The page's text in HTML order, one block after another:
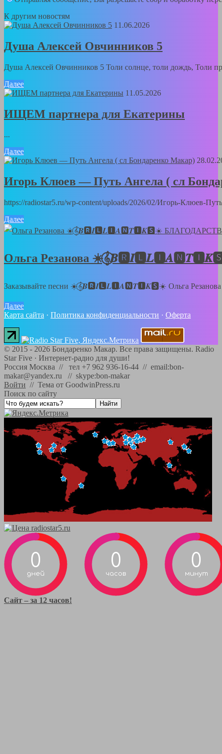
К другим новостям
11.06.2026
Душа Алексей Овчинников 5
Душа Алексей Овчинников 5 Толи солнце, толи дождь, Толи
Далее
11.05.2026
ИЩЕМ партнера для Екатерины
...
Далее
Игорь Клюев — Путь Ангела ( сл
https://radiostar5.ru/wp-content/uploads/2026/02/Игорь-Клюев-
Далее
Ольга Резанова
Заказывайте песни ☀️𝄞⃝𝑩🆁𝑰🅻𝑳🅸𝑨🅽𝑻🅸𝑲🆂☀️ Ольга Резанова
Далее
Карта сайта · Политика конфиденциальности · Оферта
© 2015 - 2026 Бондаренко Макар. Все права защищены. Radio
Star Five · Интернет-радио для души!
Россия Москва // тел +7 962 936-16-44 // email:bon-
makar@yandex.ru // skype:bon-makar
Войти // Тема от GoodwinPress.ru
Поиск по сайту
0
дней
0
часов
0
минут
Сайт – за 12 часов!